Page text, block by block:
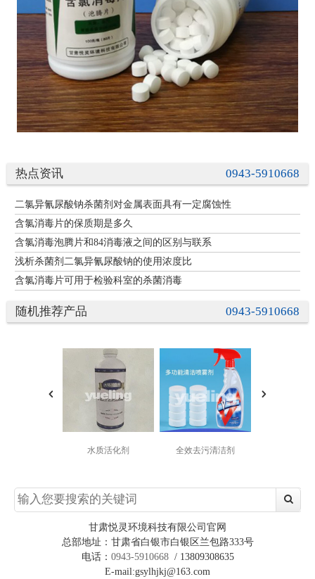
热点资讯 0943-5910668
二氯异氰尿酸钠杀菌剂对金属表面具有一定腐蚀性
含氯消毒片的保质期是多久
含氯消毒泡腾片和84消毒液之间的区别与联系
浅析杀菌剂二氯异氰尿酸钠的使用浓度比
含氯消毒片可用于检验科室的杀菌消毒
随机推荐产品 0943-5910668
水质活化剂
全效去污清洁剂
甘肃悦灵环境科技有限公司官网
总部地址：甘肃省白银市白银区兰包路333号
电话： 0943-5910668/ 13809308635
E-mail:gsylhjkj@163.com